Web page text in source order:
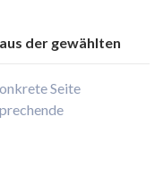
der gewählten
Seite